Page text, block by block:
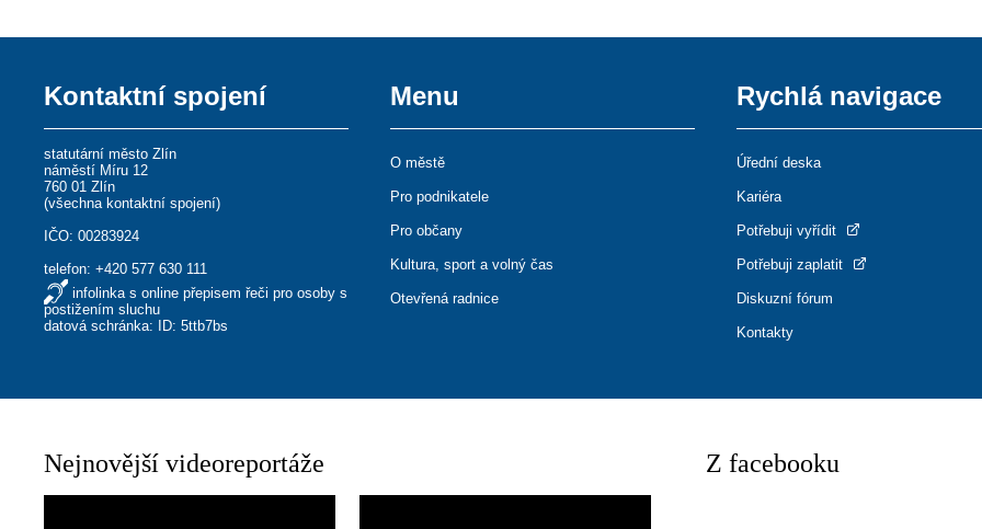
Kontaktní spojení
statutární město Zlín
náměstí Míru 12
760 01 Zlín
(všechna kontaktní spojení)
IČO: 00283924
telefon:+420 577 630 111
infolinka s online přepisem řeči pro osoby s
postižením sluchu
datová schránka: ID: 5ttb7bs
Menu
O městě
Pro podnikatele
Pro občany
Kultura, sport a volný čas
Otevřená radnice
Rychlá navigace
Úřední deska
Kariéra
Potřebuji vyřídit
Potřebuji zaplatit
Diskuzní fórum
Kontakty
Nejnovější videoreportáže Z facebooku